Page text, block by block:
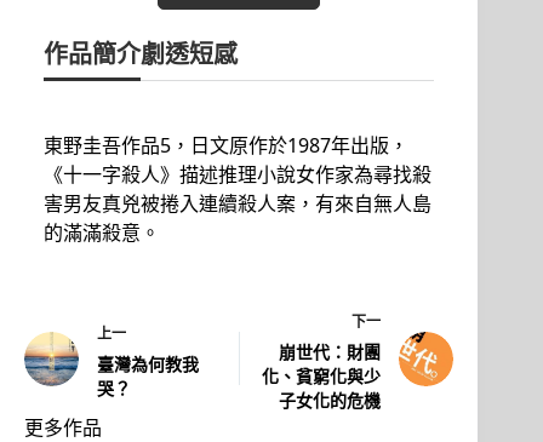
作品簡介劇透短感
東野圭吾作品5，日文原作於1987年出版，
《十一字殺人》描述推理小說女作家為尋找殺
害男友真兇被捲入連續殺人案，有來自無人島
的滿滿殺意。
上一
臺灣為何教我
哭？
下一
崩世代：財團
化、貧窮化與少
子女化的危機
更多作品